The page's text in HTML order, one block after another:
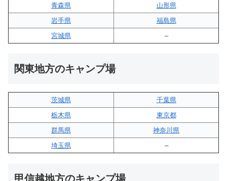
青森県
山形県
岩手県
福島県
宮城県
–
関東地方のキャンプ場
茨城県
千葉県
栃木県
東京都
群馬県
神奈川県
埼玉県
–
甲信越地方のキャンプ場